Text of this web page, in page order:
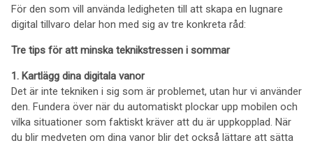
För den som vill använda ledigheten till att skapa en lugnare
digital tillvaro delar hon med sig av tre konkreta råd:
Tre tips för att minska teknikstressen i sommar
1. Kartlägg dina digitala vanor
Det är inte tekniken i sig som är problemet, utan hur vi använder
den. Fundera över när du automatiskt plockar upp mobilen och
vilka situationer som faktiskt kräver att du är uppkopplad. När
du blir medveten om dina vanor blir det också lättare att sätta